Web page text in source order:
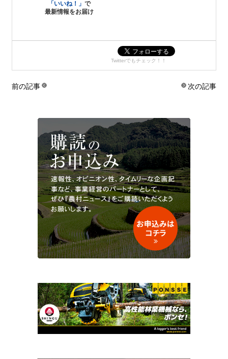
「いいね！」で
最新情報をお届け
Twitterでもチェック！！
前の記事 次の記事